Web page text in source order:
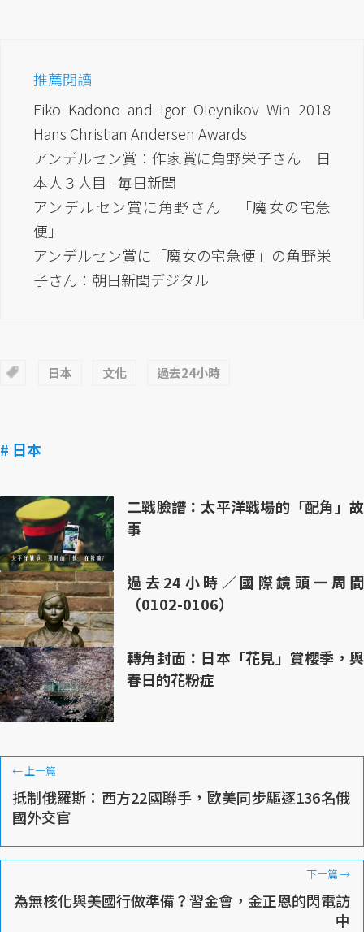
推薦閱讀
Eiko Kadono and Igor Oleynikov Win 2018
Hans Christian Andersen Awards
アンデルセン賞：作家賞に角野栄子さん 日
本人３人目 - 毎日新聞
アンデルセン賞に角野さん 「魔女の宅急
便」
アンデルセン賞に「魔女の宅急便」の角野栄
子さん：朝日新聞デジタル
日本 文化 過去24小時
# 日本
二戰臉譜：太平洋戰場的「配角」故
事
過去24小時／國際鏡頭一周間
（0102-0106）
轉角封面：日本「花見」賞櫻季，與
春日的花粉症
←上一篇
抵制俄羅斯：西方22國聯手，歐美同步驅逐136名俄
國外交官
下一篇→
為無核化與美國行做準備？習金會，金正恩的閃電訪
中